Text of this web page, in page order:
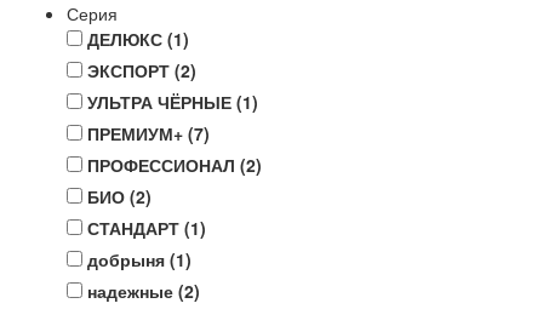
Серия
ДЕЛЮКС (1)
ЭКСПОРТ (2)
УЛЬТРА ЧЁРНЫЕ (1)
ПРЕМИУМ+ (7)
ПРОФЕССИОНАЛ (2)
БИО (2)
СТАНДАРТ (1)
добрыня (1)
надежные (2)